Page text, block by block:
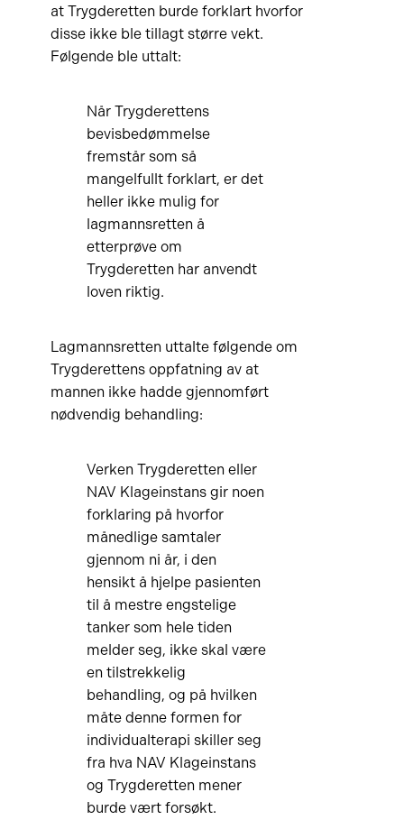
at Trygderetten burde forklart hvorfor
disse ikke ble tillagt større vekt.
Følgende ble uttalt:
Når Trygderettens
bevisbedømmelse
fremstår som så
mangelfullt forklart, er det
heller ikke mulig for
lagmannsretten å
etterprøve om
Trygderetten har anvendt
loven riktig.
Lagmannsretten uttalte følgende om
Trygderettens oppfatning av at
mannen ikke hadde gjennomført
nødvendig behandling:
Verken Trygderetten eller
NAV Klageinstans gir noen
forklaring på hvorfor
månedlige samtaler
gjennom ni år, i den
hensikt å hjelpe pasienten
til å mestre engstelige
tanker som hele tiden
melder seg, ikke skal være
en tilstrekkelig
behandling, og på hvilken
måte denne formen for
individualterapi skiller seg
fra hva NAV Klageinstans
og Trygderetten mener
burde vært forsøkt.